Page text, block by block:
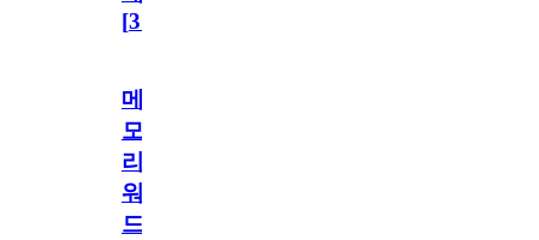
[31
메
모
리
워
드